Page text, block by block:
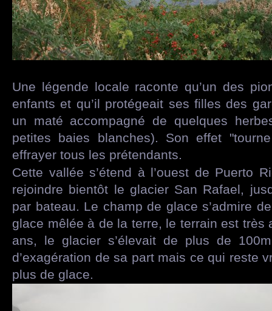
Une légende locale raconte qu’un des
enfants et qu’il protégeait ses filles des
un maté accompagné de quelques
petites baies blanches). Son effet
effrayer tous les prétendants.
Cette vallée s’étend à l’ouest de Puerto
rejoindre bientôt le glacier San Rafael,
par bateau. Le champ de glace s’admire
glace mêlée à de la terre, le terrain est très
ans, le glacier s’élevait de plus de
d’exagération de sa part mais ce qui reste
plus de glace.